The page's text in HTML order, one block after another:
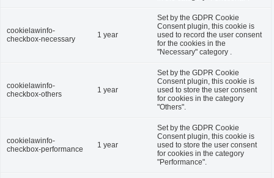
cookielawinfo-
checkbox-necessary
1 year
Set by the GDPR Cookie
Consent plugin, this cookie is
used to record the user consent
for the cookies in the
"Necessary" category .
cookielawinfo-
checkbox-others
1 year
Set by the GDPR Cookie
Consent plugin, this cookie is
used to store the user consent
for cookies in the category
"Others".
cookielawinfo-
checkbox-performance
1 year
Set by the GDPR Cookie
Consent plugin, this cookie is
used to store the user consent
for cookies in the category
"Performance".